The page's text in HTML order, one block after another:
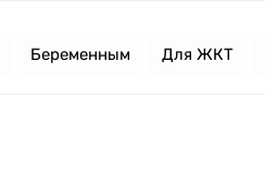
Беременным Для ЖКТ